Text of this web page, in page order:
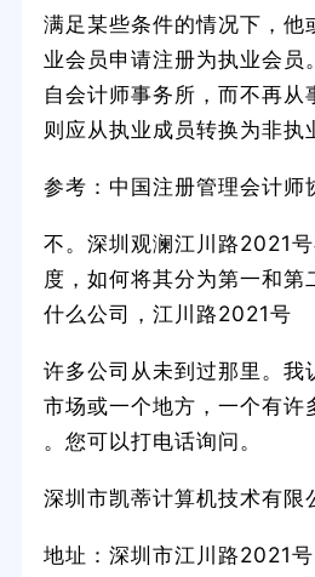
满足某些条件的情况下，他
业会员申请注册为执业会员
自会计师事务所，而不再从
则应从执业成员转换为非执
参考：中国注册管理会计师
不。深圳观澜江川路2021
度，如何将其分为第一和第
什么公司，江川路2021号
许多公司从未到过那里。我
市场或一个地方，一个有许
。您可以打电话询问。
深圳市凯蒂计算机技术有限
地址：深圳市江川路2021号